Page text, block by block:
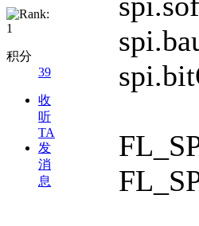
积分
39
收
听
TA
发
消
息